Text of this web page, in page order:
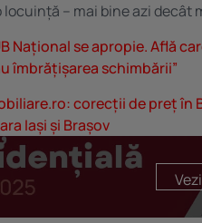
– mai bine azi decât
Național se apropie. Află
îmbrățișarea schimbării”
corecții de preț în
Iași și Brașov